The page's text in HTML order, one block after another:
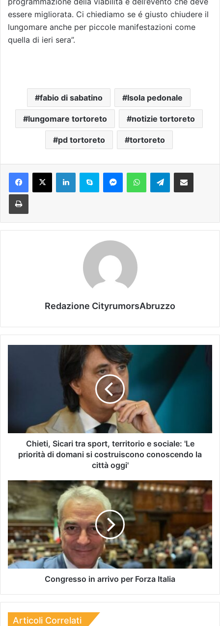
essere migliorata. Ci chiediamo se é giusto chiudere il
lungomare anche per piccole manifestazioni come
quella di ieri sera”.
fabio di sabatino Isola pedonale
lungomare tortoreto notizie tortoreto
pd tortoreto tortoreto
Telegram
Redazione CityrumorsAbruzzo
Chieti, Sicari tra sport, territorio e sociale: 'Le
priorità di domani si costruiscono conoscendo la
città oggi'
Congresso in arrivo per Forza Italia
Articoli Correlati